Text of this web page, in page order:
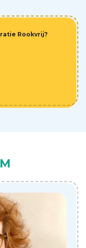
Rookvrij?